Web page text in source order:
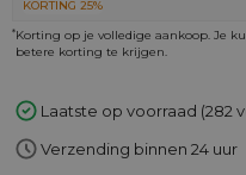
KORTING 25%
*Korting op je volledige aankoop. Je
betere korting te krijgen.
Laatste op voorraad (282
Verzending binnen 24 uur